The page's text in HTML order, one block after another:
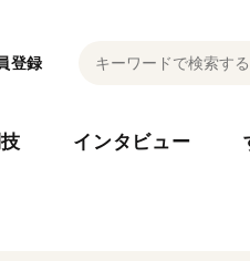
登録
インタビュー